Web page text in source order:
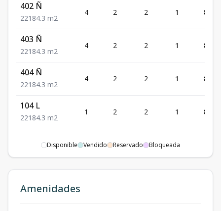
402 Ñ
221 84.3 m2
4 2 2 1 84.3
403 Ñ
221 84.3 m2
4 2 2 1 84.3
404 Ñ
221 84.3 m2
4 2 2 1 84.3
104 L
221 84.3 m2
1 2 2 1 84.3
Disponible Vendido Reservado Bloqueada
Amenidades